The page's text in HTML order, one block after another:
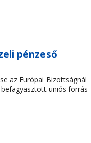
pénzeső
az Európai Bizottságnál
uniós forrás